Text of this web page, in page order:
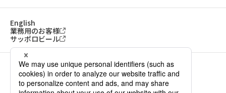
English
業務用のお客様
サッポロビール
ソーシャルメディアアカウント一覧